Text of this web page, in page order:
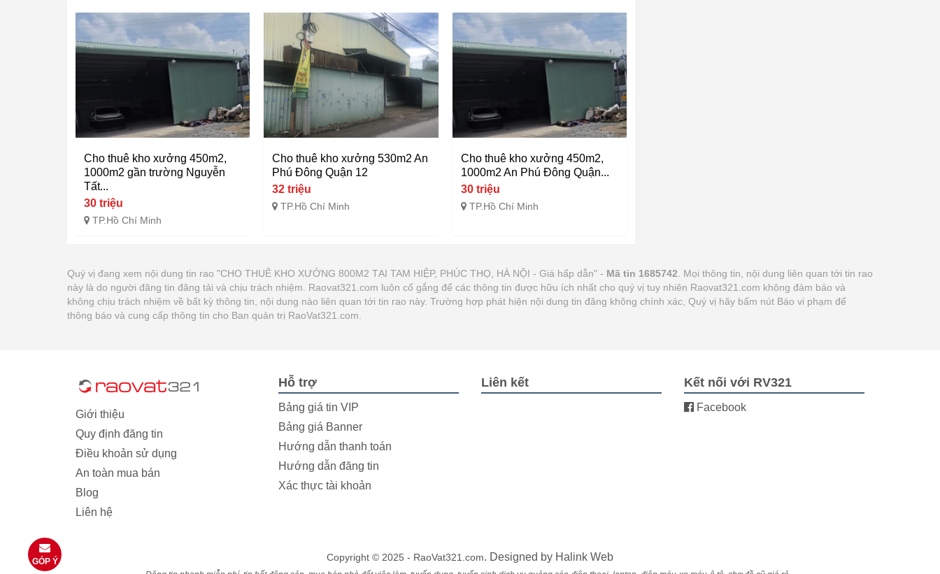
Cho thuê kho xưởng 450m2,
1000m2 gần trường Nguyễn
Tất...
30 triệu
TP.Hồ Chí Minh
Cho thuê kho xưởng 530m2 An
Phú Đông Quận 12
32 triệu
TP.Hồ Chí Minh
Cho thuê kho xưởng 450m2,
1000m2 An Phú Đông Quận...
30 triệu
TP.Hồ Chí Minh
Quý vị đang xem nội dung tin rao "CHO THUÊ KHO XƯỞNG 800M2 TẠI TAM HIỆP, PHÚC THỌ, HÀ NỘI - Giá hấp dẫn" - Mã tin 1685742 . Mọi thông tin, nội dung liên quan tới tin rao
này là do người đăng tin đăng tải và chịu trách nhiệm. Raovat321.com luôn cố gắng để các thông tin được hữu ích nhất cho quý vị tuy nhiên Raovat321.com không đảm bảo và
không chịu trách nhiệm về bất kỳ thông tin, nội dung nào liên quan tới tin rao này. Trường hợp phát hiện nội dung tin đăng không chính xác, Quý vị hãy bấm nút Báo vi phạm để
thông báo và cung cấp thông tin cho Ban quản trị RaoVat321.com.
Giới thiệu
Quy định đăng tin
Điều khoản sử dụng
An toàn mua bán
Blog
Liên hệ
Hỗ trợ
Bảng giá tin VIP
Bảng giá Banner
Hướng dẫn thanh toán
Hướng dẫn đăng tin
Xác thực tài khoản
Liên kết Kết nối với RV321
Facebook
Copyright © 2025 - RaoVat321.com. Designed by Halink Web
GÓP Ý